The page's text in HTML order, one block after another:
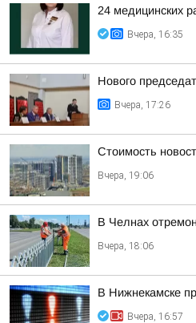
24 медицинских
Вчера, 16:35
Нового
Вчера, 17:26
Стоимость
Вчера, 19:06
В Челнах
Вчера, 18:06
В Нижнекамске
Вчера, 16:57